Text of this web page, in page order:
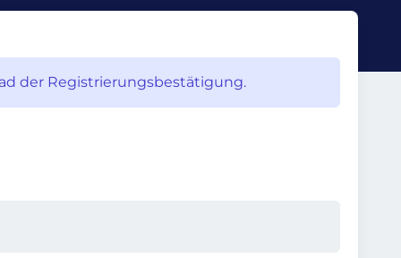
der Registrierungsbestätigung.